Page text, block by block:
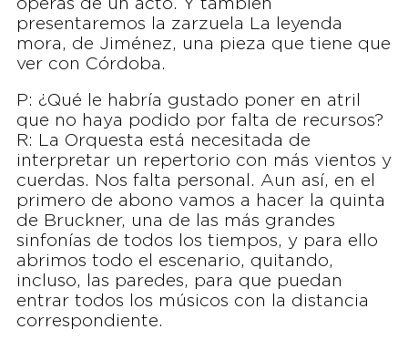
óperas de un acto. Y también
presentaremos la zarzuela La leyenda
mora, de Jiménez, una pieza que tiene que
ver con Córdoba.
P: ¿Qué le habría gustado poner en atril
que no haya podido por falta de recursos?
R: La Orquesta está necesitada de
interpretar un repertorio con más vientos y
cuerdas. Nos falta personal. Aun así, en el
primero de abono vamos a hacer la quinta
de Bruckner, una de las más grandes
sinfonías de todos los tiempos, y para ello
abrimos todo el escenario, quitando,
incluso, las paredes, para que puedan
entrar todos los músicos con la distancia
correspondiente.